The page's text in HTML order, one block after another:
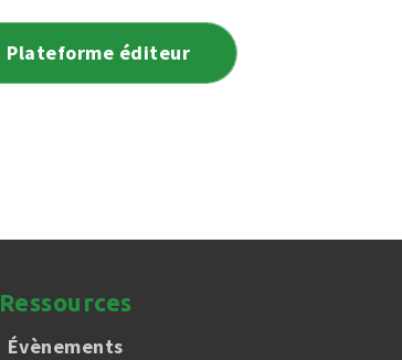
Plateforme éditeur
Ressources
Évènements